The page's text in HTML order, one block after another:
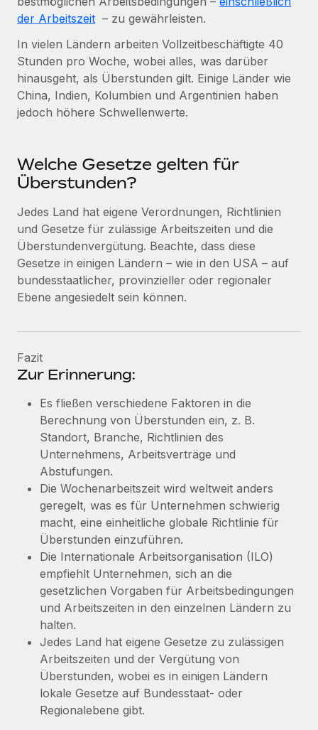
Mühelose Relocation von Mitarbeiter:innen
Benefits
Mühelose Verwaltung von Benefits
Mehr erfahren
BLOG
Neues zu Remote-Produkten: Integration mit
Gusto und Zero und Contractor Management
Plus
Auch im neuen Jahr wollen wir bei Remote Unternehmen
aller Größen dabei unterstützen, die beste...
mit Remote verwaltet
Phiture ist der unumstrittene Marktführer im Bereich der
Wachstumsberatung für mobile Apps. Das...
Mehr erfahren
der Arbeitszeit – zu gewährleisten.
In vielen Ländern arbeiten Vollzeitbeschäftigte 40
Stunden pro Woche, wobei alles, was darüber
hinausgeht, als Überstunden gilt. Einige Länder wie
China, Indien, Kolumbien und Argentinien haben
jedoch höhere Schwellenwerte.
Welche Gesetze gelten für
Überstunden?
Jedes Land hat eigene Verordnungen, Richtlinien
und Gesetze für zulässige Arbeitszeiten und die
Überstundenvergütung. Beachte, dass diese
Gesetze in einigen Ländern – wie in den USA – auf
bundesstaatlicher, provinzieller oder regionaler
Ebene angesiedelt sein können.
Fazit
Zur Erinnerung:
Es fließen verschiedene Faktoren in die
Berechnung von Überstunden ein, z. B.
Standort, Branche, Richtlinien des
Unternehmens, Arbeitsverträge und
Abstufungen.
Die Wochenarbeitszeit wird weltweit anders
geregelt, was es für Unternehmen schwierig
macht, eine einheitliche globale Richtlinie für
Überstunden einzuführen.
Die Internationale Arbeitsorganisation (ILO)
empfiehlt Unternehmen, sich an die
gesetzlichen Vorgaben für Arbeitsbedingungen
und Arbeitszeiten in den einzelnen Ländern zu
halten.
Jedes Land hat eigene Gesetze zu zulässigen
Arbeitszeiten und der Vergütung von
Überstunden, wobei es in einigen Ländern
lokale Gesetze auf Bundesstaat- oder
Regionalebene gibt.